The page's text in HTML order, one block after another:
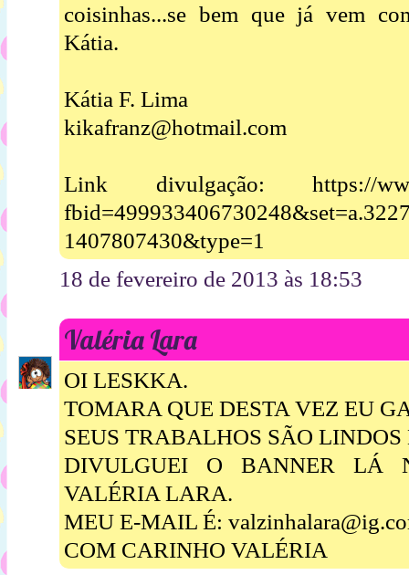
coisinhas...se bem que já vem
Kátia.
Kátia F. Lima
kikafranz@hotmail.com
Link divulgação: https://
1407807430&type=1
18 de fevereiro de 2013 às 18:53
Valéria Lara
OI LESKKA.
TOMARA QUE DESTA VEZ EU
SEUS TRABALHOS SÃO
DIVULGUEI O BANNER LÁ
VALÉRIA LARA.
MEU E-MAIL É:
COM CARINHO VALÉRIA